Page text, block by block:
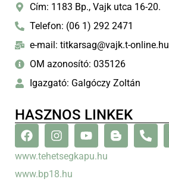
Cím: 1183 Bp., Vajk utca 16-20.
Telefon: (06 1) 292 2471
e-mail: titkarsag@vajk.t-online.hu
OM azonosító: 035126
Igazgató: Galgóczy Zoltán
HASZNOS LINKEK
www.tehetsegkapu.hu
www.bp18.hu